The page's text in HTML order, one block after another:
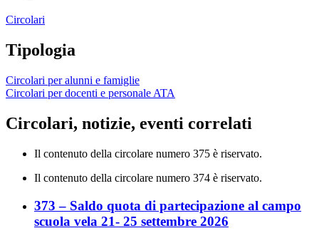
Circolari
Tipologia
Circolari per alunni e famiglie
Circolari per docenti e personale ATA
Circolari, notizie, eventi correlati
Il contenuto della circolare numero 375 è riservato.
Il contenuto della circolare numero 374 è riservato.
373 – Saldo quota di partecipazione al campo
scuola vela 21- 25 settembre 2026